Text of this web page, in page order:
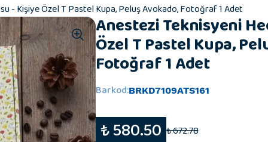
- Kişiye Özel T Pastel Kupa, Peluş Avokado, Fotoğraf 1 Adet
Anestezi Teknisyeni
Özel T Pastel Kupa,
Fotoğraf 1 Adet
Barkod:BRKD7109ATS161
₺ 580.50 ₺ 672.78